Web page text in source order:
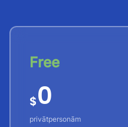
Free
$0
privātpersonām